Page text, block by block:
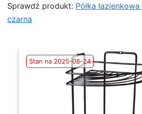
Sprawdź produkt: Półka
czarna
Stan na 2025-08-24